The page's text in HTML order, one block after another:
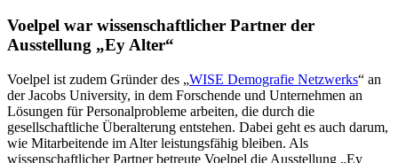
Voelpel war wissenschaftlicher Partner der
Ausstellung „Ey Alter“
Voelpel ist zudem Gründer des „WISE Demografie Netzwerks“ an
der Jacobs University, in dem Forschende und Unternehmen an
Lösungen für Personalprobleme arbeiten, die durch die
gesellschaftliche Überalterung entstehen. Dabei geht es auch darum,
wie Mitarbeitende im Alter leistungsfähig bleiben. Als
wissenschaftlicher Partner betreute Voelpel die Ausstellung „Ey